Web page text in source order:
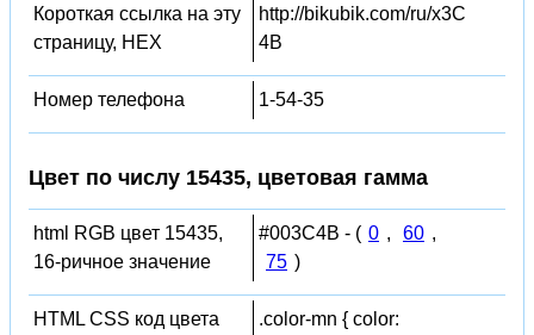
Короткая ссылка на эту
страницу, HEX
http://bikubik.com/ru/x3C
4B
Номер телефона 1-54-35
Цвет по числу 15435, цветовая гамма
html RGB цвет 15435,
16-ричное значение
#003C4B - ( 0 , 60 ,
75 )
HTML CSS код цвета
.color-mn { color: